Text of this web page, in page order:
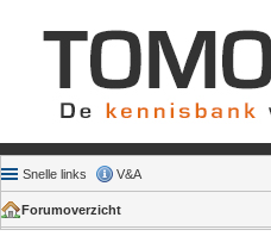
Snelle links V&A
Forumoverzicht